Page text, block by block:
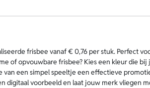
frisbee vanaf € 0,76 per stuk. Perfect
of opvouwbare frisbee? Kies een kleur die bij
een simpel speeltje een effectieve
digitaal voorbeeld en laat jouw merk vliegen